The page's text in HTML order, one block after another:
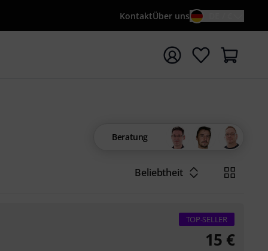
KontaktÜber uns
mit Suchwort {searchTerm} starten
Beratung
Beliebtheit
TOP-SELLER
15 €